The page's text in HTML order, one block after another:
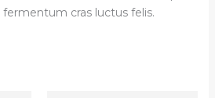
cras luctus felis.